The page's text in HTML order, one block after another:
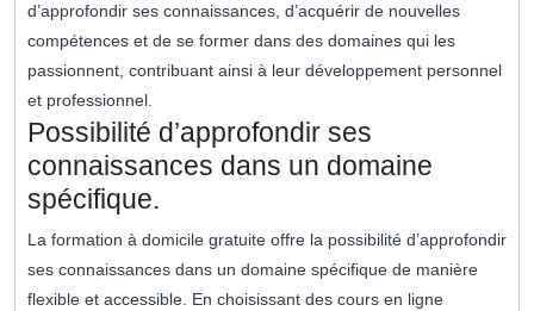
d’approfondir ses connaissances, d’acquérir de nouvelles
compétences et de se former dans des domaines qui les
passionnent, contribuant ainsi à leur développement personnel
et professionnel.
Possibilité d’approfondir ses
connaissances dans un domaine
spécifique.
La formation à domicile gratuite offre la possibilité d’approfondir
ses connaissances dans un domaine spécifique de manière
flexible et accessible. En choisissant des cours en ligne